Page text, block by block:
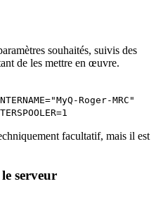
souhaités, suivis des
de les mettre en œuvre.
Roger-MRC"
facultatif, mais il est
serveur